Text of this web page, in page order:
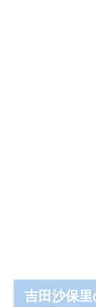
吉田沙保里